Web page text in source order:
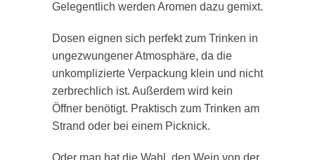
Gelegentlich werden Aromen dazu gemixt.
Dosen eignen sich perfekt zum Trinken in
ungezwungener Atmosphäre, da die
unkomplizierte Verpackung klein und nicht
zerbrechlich ist. Außerdem wird kein
Öffner benötigt. Praktisch zum Trinken am
Strand oder bei einem Picknick.